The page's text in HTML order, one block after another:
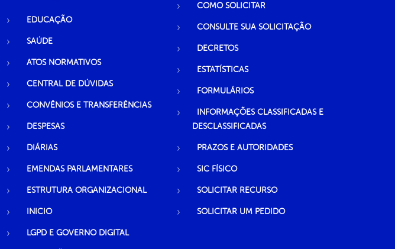
EDUCAÇÃO
SAÚDE
ATOS NORMATIVOS
CENTRAL DE DÚVIDAS
CONVÊNIOS E TRANSFERÊNCIAS
DESPESAS
DIÁRIAS
EMENDAS PARLAMENTARES
ESTRUTURA ORGANIZACIONAL
INICIO
LGPD E GOVERNO DIGITAL
COMO SOLICITAR
CONSULTE SUA SOLICITAÇÃO
DECRETOS
ESTATÍSTICAS
FORMULÁRIOS
INFORMAÇÕES CLASSIFICADAS E
DESCLASSIFICADAS
PRAZOS E AUTORIDADES
SIC FÍSICO
SOLICITAR RECURSO
SOLICITAR UM PEDIDO